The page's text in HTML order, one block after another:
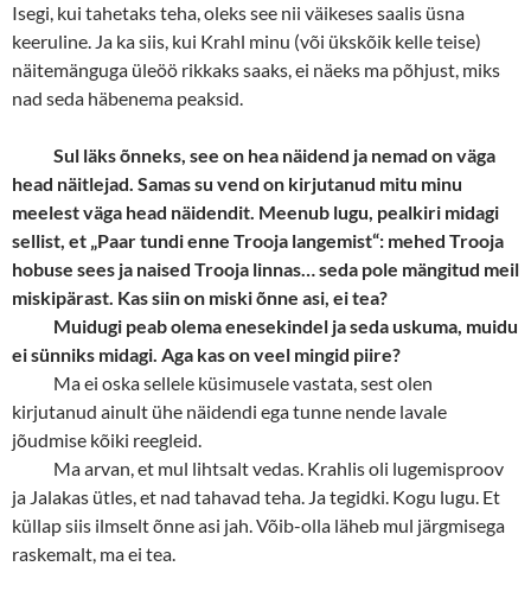
Isegi, kui tahetaks teha, oleks see nii väikeses saalis üsna
keeruline. Ja ka siis, kui Krahl minu (või ükskõik kelle teise)
näitemänguga üleöö rikkaks saaks, ei näeks ma põhjust, miks
nad seda häbenema peaksid.
Sul läks õnneks, see on hea näidend ja nemad on väga
head näitlejad. Samas su vend on kirjutanud mitu minu
meelest väga head näidendit. Meenub lugu, pealkiri midagi
sellist, et „Paar tundi enne Trooja langemist“: mehed Trooja
hobuse sees ja naised Trooja linnas… seda pole mängitud meil
miskipärast. Kas siin on miski õnne asi, ei tea?
Muidugi peab olema enesekindel ja seda uskuma, muidu
ei sünniks midagi. Aga kas on veel mingid piire?
Ma ei oska sellele küsimusele vastata, sest olen
kirjutanud ainult ühe näidendi ega tunne nende lavale
jõudmise kõiki reegleid.
Ma arvan, et mul lihtsalt vedas. Krahlis oli lugemisproov
ja Jalakas ütles, et nad tahavad teha. Ja tegidki. Kogu lugu. Et
küllap siis ilmselt õnne asi jah. Võib-olla läheb mul järgmisega
raskemalt, ma ei tea.